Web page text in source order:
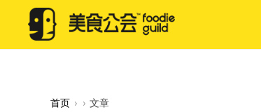
首页 › › 文章